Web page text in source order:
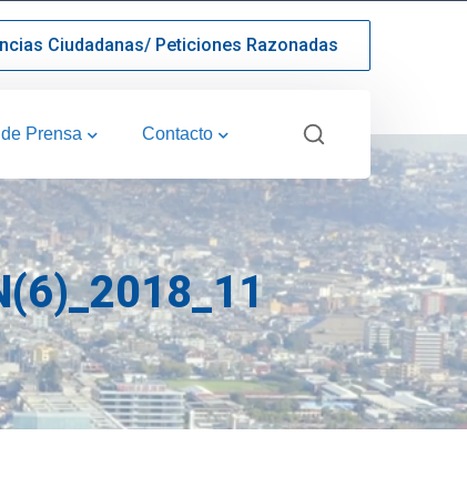
Ciudadanas/ Peticiones Razonadas
Prensa Contacto